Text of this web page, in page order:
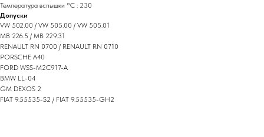
Температура вспышки °C : 230
Допуски
VW 502.00 / VW 505.00 / VW 505.01
MB 226.5 / MB 229.31
RENAULT RN 0700 / RENAULT RN 0710
PORSCHE A40
FORD WSS-M2C917-A
BMW LL-04
GM DEXOS 2
FIAT 9.55535-S2 / FIAT 9.55535-GH2